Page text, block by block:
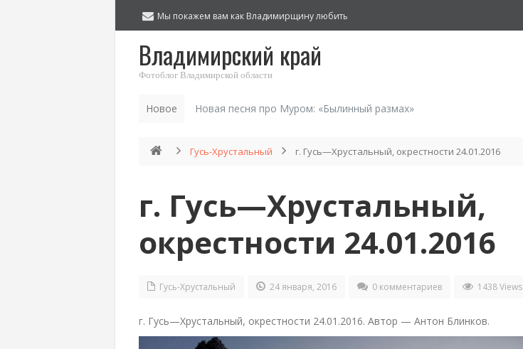
Мы покажем вам как Владимирщину любить
Владимирский край
Фотоблог Владимирской области
Новое Новая песня про Муром: «Былинный размах»
Гусь-Хрустальный г. Гусь—Хрустальный, окрестности 24.01.2016
г. Гусь—Хрустальный,
окрестности 24.01.2016
Гусь-Хрустальный 24 января, 2016 0 комментариев 1438 Views
г. Гусь—Хрустальный, окрестности 24.01.2016. Автор — Антон Блинков.